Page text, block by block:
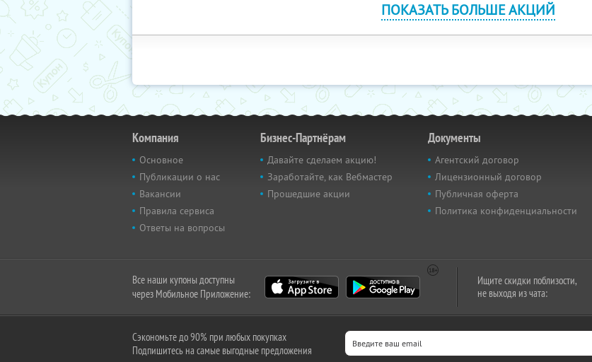
ПОКАЗАТЬ БОЛЬШЕ АКЦИЙ
Компания
Основное
Публикации о нас
Вакансии
Правила сервиса
Ответы на вопросы
Бизнес-Партнёрам
Давайте сделаем акцию!
Заработайте, как Вебмастер
Прошедшие акции
Документы
Агентский договор
Лицензионный договор
Публичная оферта
Политика конфиденциальности
Все наши купоны доступны
через Мобильное Приложение:
Ищите скидки поблизости,
не выходя из чата:
Сэкономьте до 90% при любых покупках
Подпишитесь на самые выгодные предложения